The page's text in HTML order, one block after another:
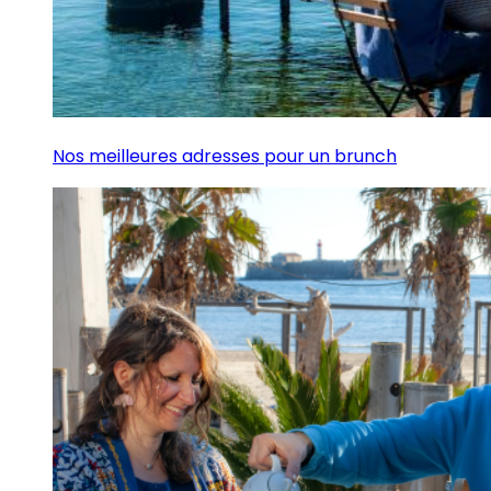
Nos meilleures adresses pour un brunch